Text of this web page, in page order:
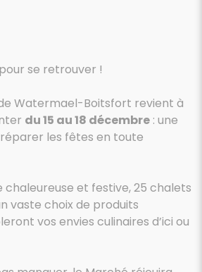
se retrouver !
Watermael-Boitsfort revient à
du 15 au 18 décembre: une
les fêtes en toute
chaleureuse et festive, 25 chalets
vaste choix de produits
vos envies culinaires d’ici ou